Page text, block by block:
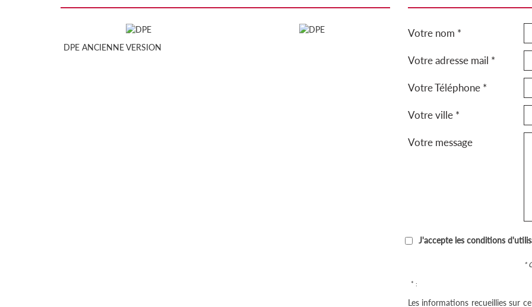
DPE ANCIENNE VERSION
Votre nom *
Votre adresse mail *
Votre Téléphone *
Votre ville *
Votre message
J'accepte les conditions
*
* :
Les informations recueillies sur